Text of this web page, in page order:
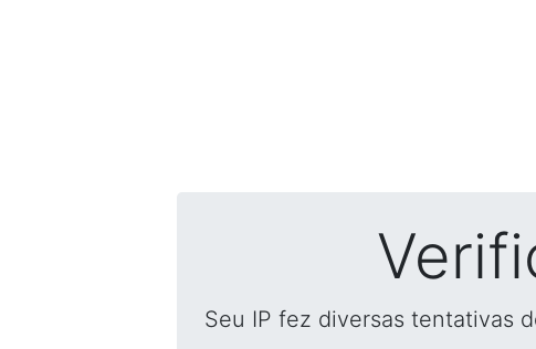
Seu IP fez diversas tentativas